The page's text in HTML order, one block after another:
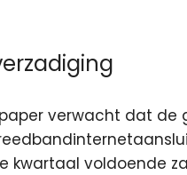
verwacht dat de
kwartaal voldoende